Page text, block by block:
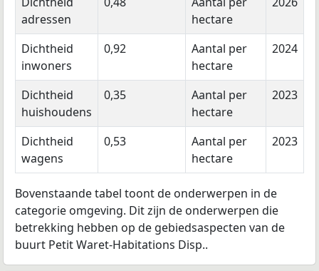
adressen
hectare
Dichtheid
inwoners
0,92
Aantal per
hectare
2024
Dichtheid
huishoudens
0,35
Aantal per
hectare
2023
Dichtheid
wagens
0,53
Aantal per
hectare
2023
Bovenstaande tabel toont de onderwerpen in de
categorie omgeving. Dit zijn de onderwerpen die
betrekking hebben op de gebiedsaspecten van de
buurt Petit Waret-Habitations Disp..